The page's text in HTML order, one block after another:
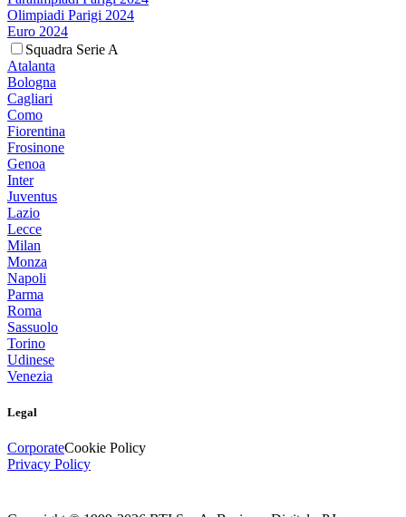
Olimpiadi Parigi 2024
Euro 2024
Squadra Serie A
Atalanta
Bologna
Cagliari
Como
Fiorentina
Frosinone
Genoa
Inter
Juventus
Lazio
Lecce
Milan
Monza
Napoli
Parma
Roma
Sassuolo
Torino
Udinese
Venezia
Legal
CorporateCookie Policy
Privacy Policy